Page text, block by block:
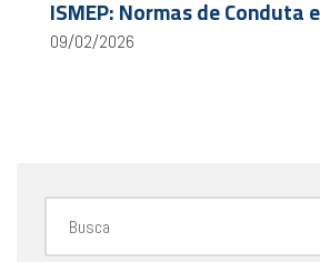
ISMEP: Normas de Conduta
09/02/2026